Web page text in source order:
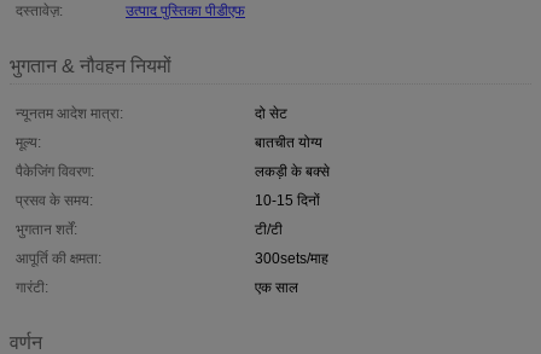
दस्तावेज़:
उत्पाद पुस्तिका पीडीएफ
भुगतान & नौवहन नियमों
न्यूनतम आदेश मात्रा:
दो सेट
मूल्य:
बातचीत योग्य
पैकेजिंग विवरण:
लकड़ी के बक्से
प्रसव के समय:
10-15 दिनों
भुगतान शर्तें:
टी/टी
आपूर्ति की क्षमता:
300sets/माह
गारंटी:
एक साल
वर्णन